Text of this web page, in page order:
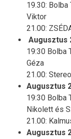
19.30:
Viktor
21.00:
Augusztus
19:30 Bolba
Géza
21.00:
Augusztus
19:30 Bolba
Nikolett és
21.00:
Augusztus